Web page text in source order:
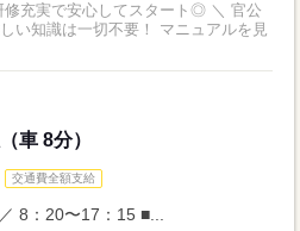
実で安心してスタート◎ ＼ 官公
い知識は一切不要！ マニュアルを見
車 8分）
交通費全額支給
8：20〜17：15 ■...